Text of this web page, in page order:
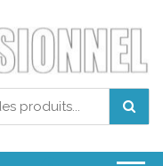
led professionnel